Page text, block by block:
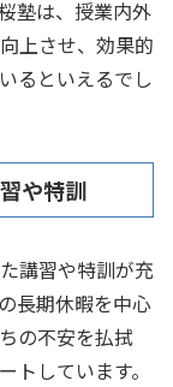
塾は、授業内外
上させ、効果的
るといえるでし
や特訓
講習や特訓が充
長期休暇を中心
の不安を払拭
トしています。